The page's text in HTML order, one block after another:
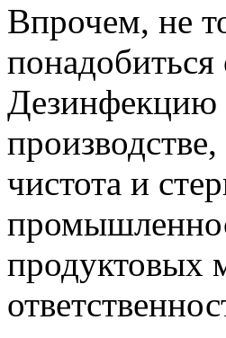
Впрочем, не
Дезинфекцию
чистота и
продуктовых